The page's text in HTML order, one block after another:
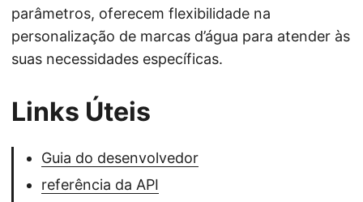
parâmetros, oferecem flexibilidade na
personalização de marcas d’água para atender às
suas necessidades específicas.
Links Úteis
Guia do desenvolvedor
referência da API